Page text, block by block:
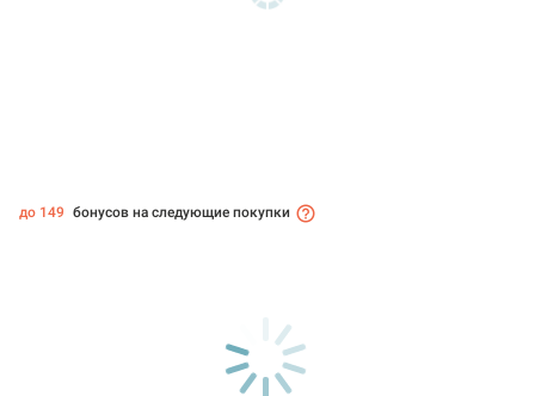
до 149 бонусов на следующие покупки